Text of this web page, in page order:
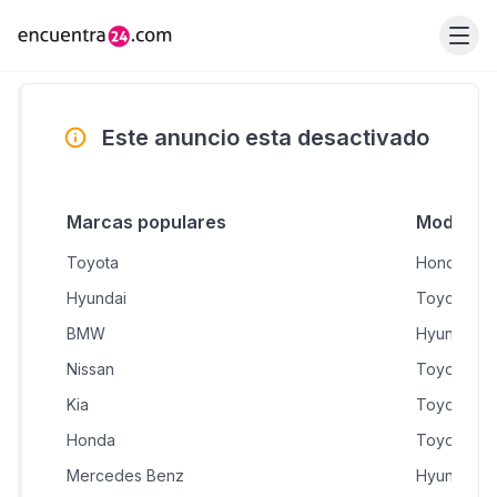
Este anuncio esta desactivado
Marcas populares
Toyota
Hyundai
BMW
Nissan
Kia
Honda
Mercedes Benz
Modelos
Honda
Toyota
Hyundai
Toyota
Toyota
Toyota
Hyundai